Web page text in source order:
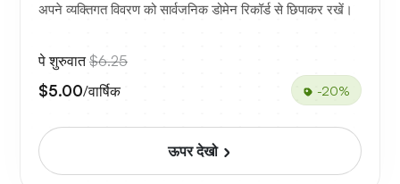
अपने व्यक्तिगत विवरण को सार्वजनिक डोमेन रिकॉर्ड से छिपाकर रखें।
पे शुरुवात$6.25
$5.00/वार्षिक -20%
ऊपर देखो